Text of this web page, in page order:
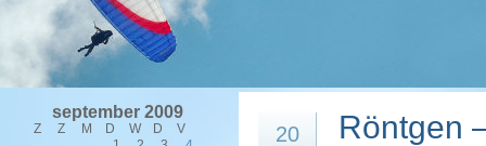
september 2009
Z Z M D W D
V
20 Röntgen